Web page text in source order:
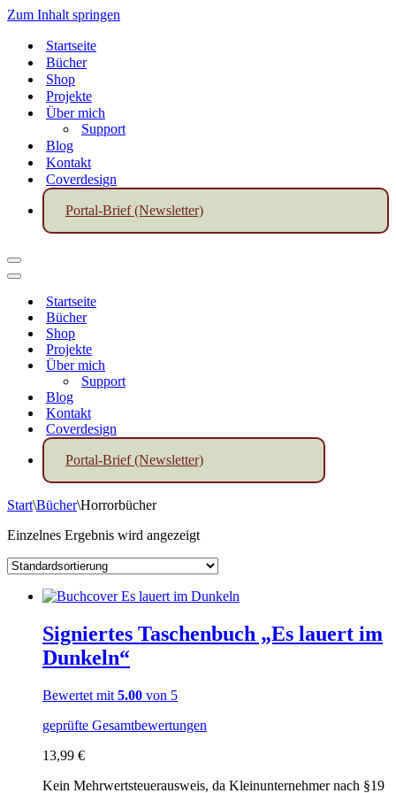
Zum Inhalt springen
Startseite
Bücher
Shop
Projekte
Über mich
Support
Blog
Kontakt
Coverdesign
Portal-Brief (Newsletter)
Navigationsmenü
Navigationsmenü
Startseite
Bücher
Shop
Projekte
Über mich
Support
Blog
Kontakt
Coverdesign
Portal-Brief (Newsletter)
Start\Bücher\Horrorbücher
Einzelnes Ergebnis wird angezeigt
Signiertes Taschenbuch „Es lauert im
Dunkeln“
Bewertet mit 5.00 von 5
geprüfte Gesamtbewertungen
13,99 €
Kein Mehrwertsteuerausweis, da Kleinunternehmer nach §19